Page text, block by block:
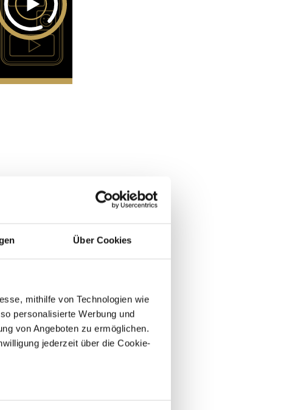
Über Cookies
mithilfe von Technologien wie
personalisierte Werbung und
von Angeboten zu ermöglichen.
jederzeit über die Cookie-
genau sein können